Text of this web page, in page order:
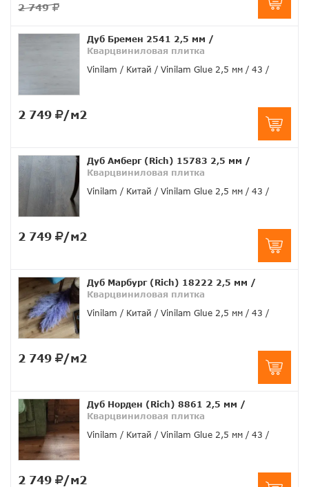
2 749
Дуб Бремен 2541 2,5 мм /
Кварцвиниловая плитка
Vinilam
Китай Vinilam Glue 2,5 мм 43
2 749 /м2
Дуб Амберг (Rich) 15783 2,5 мм /
Кварцвиниловая плитка
Vinilam
Китай Vinilam Glue 2,5 мм 43
2 749 /м2
Дуб Марбург (Rich) 18222 2,5 мм /
Кварцвиниловая плитка
Vinilam
Китай Vinilam Glue 2,5 мм 43
2 749 /м2
Дуб Норден (Rich) 8861 2,5 мм /
Кварцвиниловая плитка
Vinilam
Китай Vinilam Glue 2,5 мм 43
2 749 /м2